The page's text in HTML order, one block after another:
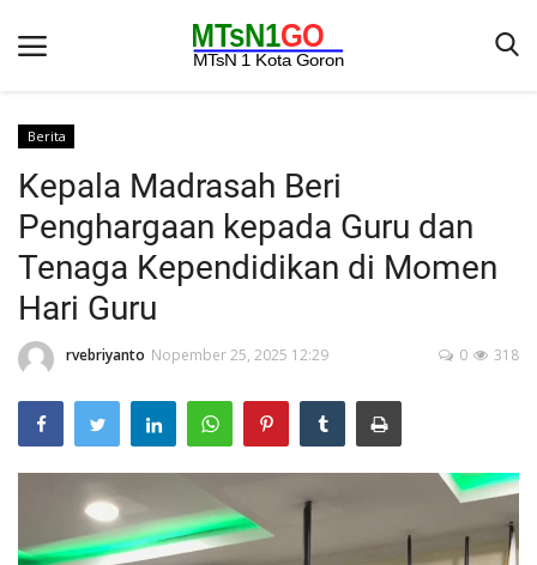
Beranda
Berita
Kontak
Galeri
OPINI
Syarat dan Ketentuan
Aplikasi
Pengumuman
Layanan Publik
Berita
Kepala Madrasah Beri
Penghargaan kepada Guru dan
Tenaga Kependidikan di Momen
Hari Guru
rvebriyanto Nopember 25, 2025 12:29 318
0